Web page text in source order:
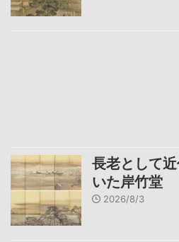
長老として
いた岸竹堂
2026/8/3